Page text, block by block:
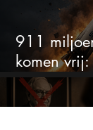
911
komen
een nieuwe